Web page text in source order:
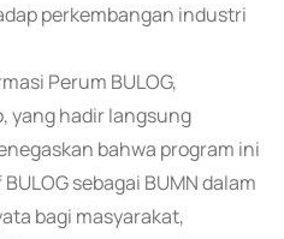
perkembangan industri
Perum BULOG,
yang hadir langsung
bahwa program ini
sebagai BUMN dalam
bagi masyarakat,